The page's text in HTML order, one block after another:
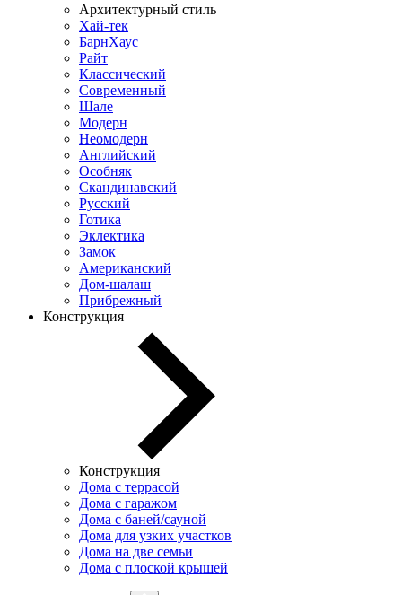
Архитектурный стиль
Хай-тек
БарнХаус
Райт
Классический
Современный
Шале
Модерн
Неомодерн
Английский
Особняк
Скандинавский
Русский
Готика
Эклектика
Замок
Американский
Дом-шалаш
Прибрежный
Конструкция
Конструкция
Дома с террасой
Дома с гаражом
Дома с баней/сауной
Дома для узких участков
Дома на две семьи
Дома с плоской крышей